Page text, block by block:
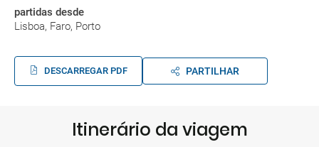
partidas desde
Lisboa, Faro, Porto
DESCARREGAR PDF PARTILHAR
Itinerário da viagem